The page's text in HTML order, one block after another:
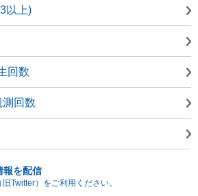
以上)
回数
回数
報を配信
Twitter）をご利用ください。